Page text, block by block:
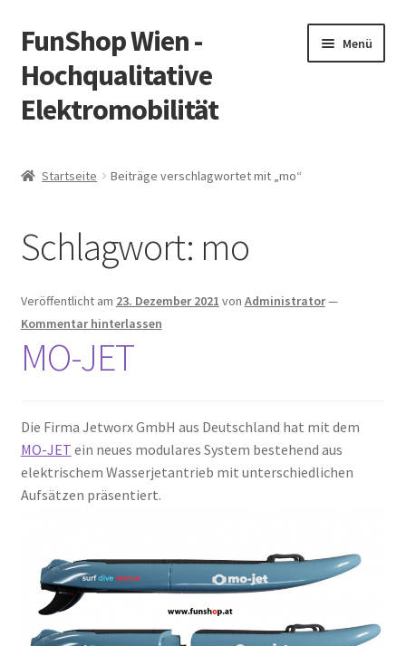
Zur
Navigation
springen
Zum
Inhalt
springen
FunShop Wien -
Hochqualitative
Elektromobilität
Menü
Vorsicht Internetbetrug
Über FunShop
Impressum
Startseite Beiträge verschlagwortet mit „mo“
Schlagwort: mo
Veröffentlicht am 23. Dezember 2021 von Administrator—
Kommentar hinterlassen
MO-JET
Die Firma Jetworx GmbH aus Deutschland hat mit dem
MO-JET ein neues modulares System bestehend aus
elektrischem Wasserjetantrieb mit unterschiedlichen
Aufsätzen präsentiert.